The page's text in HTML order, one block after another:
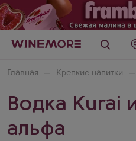
Главная Крепкие напитки
Водка Kurai
альфа